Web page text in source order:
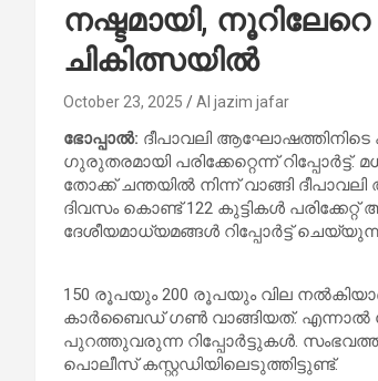
നഷ്ടമായി,
ചികിത്സയിൽ
October 23, 2025 Al jazim jafar
ഭോപ്പാൽ: ദീപാവലി ആഘോഷത്തിനിടെ
ഗുരുതരമായി പരിക്കേറ്റെന്ന്
തോക്ക് ചന്തയിൽ നിന്ന് വാങ്ങി
ദിവസം കൊണ്ട് 122 കുട്ടികൾ
ദേശീയമാധ്യമങ്ങൾ റിപ്പോർട്ട്
150 രൂപയും 200 രൂപയും വില
കാർബൈഡ് ഗൺ വാങ്ങിയത്. എന്നാൽ
പുറത്തുവരുന്ന റിപ്പോർട്ടുകൾ.
പൊലീസ് കസ്റ്റഡിയിലെടുത്തിട്ടുണ്ട്.